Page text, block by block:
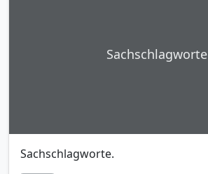
Sachschlagworte
Sachschlagworte.